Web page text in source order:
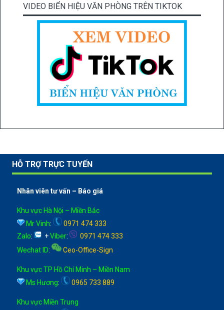
VIDEO BIỂN HIỆU VĂN PHÒNG TRÊN TIKTOK
HỖ TRỢ TRỰC TUYẾN
Nhân viên tư vấn – Báo giá
Khu vực Hà Nội – Miền Bắc
Mr Vinh:
0971 474 333
Zalo: +Viber:
0971 474 333
Wechat ID: Ceo-Office-Sign
Khu vực TP Hồ Chí Minh – Miền Nam
Ms Hương: 0965 733 889
Khu vực Miền Trung